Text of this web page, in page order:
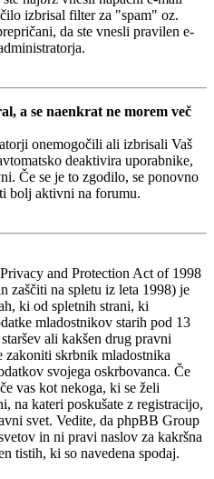
izbrisal filter za "spam" oz.
da ste vnesli pravilen e-
a se naenkrat ne morem več
onemogočili ali izbrisali Vaš
deaktivira uporabnike,
Če se je to zgodilo, se ponovno
bolj aktivni na forumu.
and Protection Act of 1998
zaščiti na spletu iz leta 1998) je
ki od spletnih strani, ki
mladostnikov starih pod 13
ali kakšen drug pravni
zakoniti skrbnik mladostnika
svojega oskrbovanca. Če
vas kot nekoga, ki se želi
na kateri poskušate z registracijo,
svet. Vedite, da phpBB Group
in ni pravi naslov za kakršna
tistih, ki so navedena spodaj.